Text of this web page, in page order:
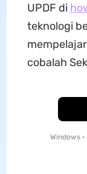
UPDF di
teknologi
cobalah
Windows •